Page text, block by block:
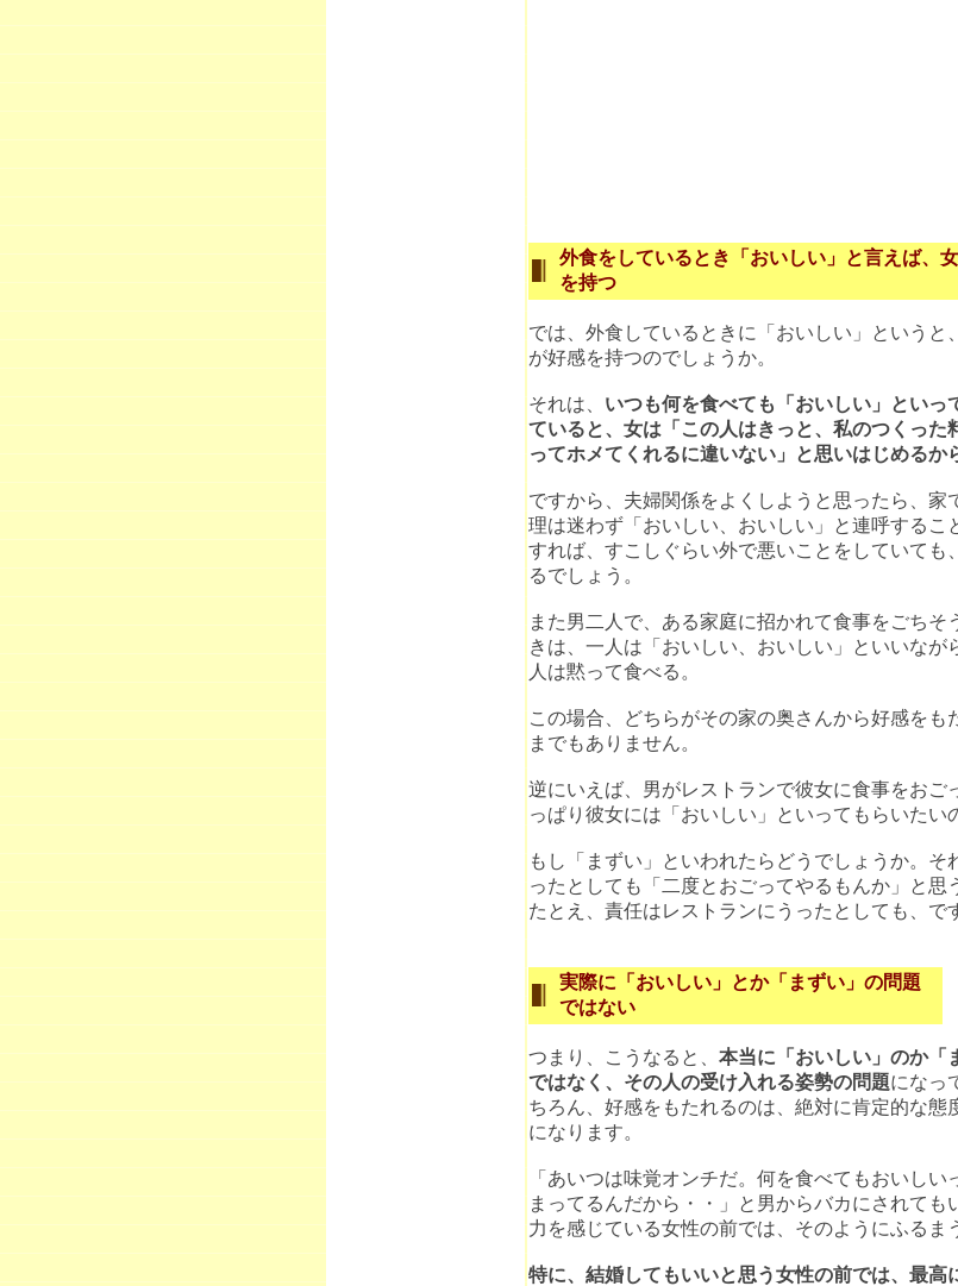
外食をしているとき「おいしい」と言えば、
を持つ
では、外食しているときに「おいしい」というと
が好感を持つのでしょうか。
それは、 いつも何を食べても「おいしい」といっ
ていると、女は「この人はきっと、私のつくった
ってホメてくれるに違いない」と思いはじめるか
ですから、夫婦関係をよくしようと思ったら、家
理は迷わず「おいしい、おいしい」と連呼するこ
すれば、すこしぐらい外で悪いことをしていても
るでしょう。
また男二人で、ある家庭に招かれて食事をごちそ
きは、一人は「おいしい、おいしい」といいなが
人は黙って食べる。
この場合、どちらがその家の奥さんから好感をも
までもありません。
逆にいえば、男がレストランで彼女に食事をおご
っぱり彼女には「おいしい」といってもらいたい
もし「まずい」といわれたらどうでしょうか。そ
ったとしても「二度とおごってやるもんか」と思
たとえ、責任はレストランにうったとしても、で
実際に「おいしい」とか「まずい」の問題
ではない
つまり、こうなると、 本当に「おいしい」のか「
ではなく、その人の受け入れる姿勢の問題になっ
ちろん、好感をもたれるのは、絶対に肯定的な態
になります。
「あいつは味覚オンチだ。何を食べてもおいしい
まってるんだから・・」と男からバカにされても
力を感じている女性の前では、そのようにふるま
特に、結婚してもいいと思う女性の前では、最高